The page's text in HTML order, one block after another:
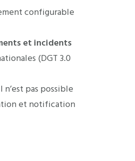
configurable
et incidents
(DGT 3.0
n’est pas possible
et notification